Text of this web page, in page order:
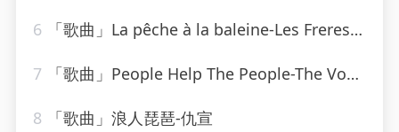
6 「歌曲」La pêche à la baleine-Les Freres Jacques
7 「歌曲」People Help The People-The Vocal Masters
8 「歌曲」浪人琵琶-仇宣